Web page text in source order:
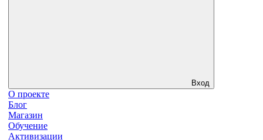
Вход
О проекте
Блог
Магазин
Обучение
Активизации